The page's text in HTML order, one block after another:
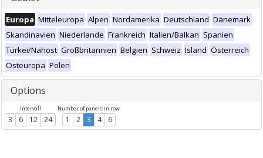
Europa Mitteleuropa Alpen Nordamerika Deutschland Dänemark
Skandinavien Niederlande Frankreich Italien/Balkan Spanien
Türkei/Nahost Großbritannien Belgien Schweiz Island Österreich
Osteuropa Polen
Options
Intervall
3 6 12 24
Number of panels in row
1 2 3 4 6